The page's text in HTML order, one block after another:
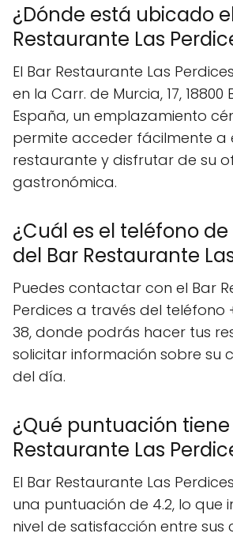
¿Dónde está ubicado
Restaurante Las
El Bar Restaurante Las
en la Carr. de Murcia, 17,
España, un emplazamiento
permite acceder fácilmente a
restaurante y disfrutar de su
gastronómica.
¿Cuál es el teléfono
del Bar Restaurante
Puedes contactar con el Bar
Perdices a través del teléfono
38, donde podrás hacer tus
solicitar información sobre su
del día.
¿Qué puntuación tiene
Restaurante Las
El Bar Restaurante Las
una puntuación de 4.2, lo que
nivel de satisfacción entre sus